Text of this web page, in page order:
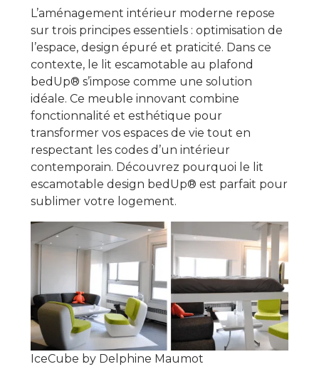
L’aménagement intérieur moderne repose
sur trois principes essentiels : optimisation de
l’espace, design épuré et praticité. Dans ce
contexte, le lit escamotable au plafond
bedUp® s’impose comme une solution
idéale. Ce meuble innovant combine
fonctionnalité et esthétique pour
transformer vos espaces de vie tout en
respectant les codes d’un intérieur
contemporain. Découvrez pourquoi le lit
escamotable design bedUp® est parfait pour
sublimer votre logement.
IceCube by Delphine Maumot